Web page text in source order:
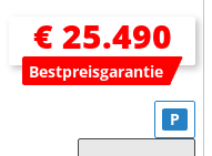
€ 25.490
Bestpreisgarantie
P